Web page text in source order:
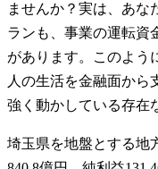
ませんか？実は、あな
ランも、事業の運転資
があります。このよう
人の生活を金融面から
強く動かしている存在
埼玉県を地盤とする地